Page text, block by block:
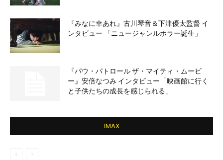
『みなに幸あれ』古川琴音＆下津優太監督 イ
ンタビュー 「ニュージャンルホラー誕生」
『パウ・パトロール ザ・マイティ・ムービ
ー』安倍なつみ インタビュー「映画館に行く
と子供たちの成長を感じられる」
IMAX